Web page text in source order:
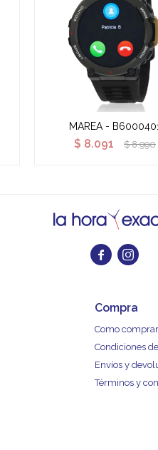
MAREA -
$ 8.091 $ 8.990
 
Compra
Como comprar
Condiciones
Envíos y
Términos y